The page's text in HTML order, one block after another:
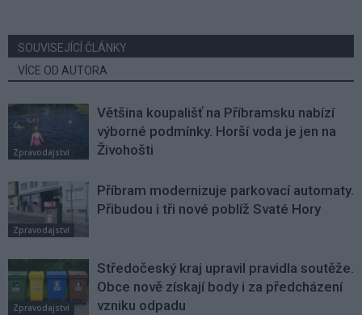
SOUVISEJÍCÍ ČLÁNKY
VÍCE OD AUTORA
Zpravodajství
Většina koupališť na Příbramsku nabízí
výborné podmínky. Horší voda je jen na
Živohošti
Zpravodajství
Příbram modernizuje parkovací automaty.
Přibudou i tři nové poblíž Svaté Hory
Zpravodajství
Středočeský kraj upravil pravidla soutěže.
Obce nově získají body i za předcházení
vzniku odpadu